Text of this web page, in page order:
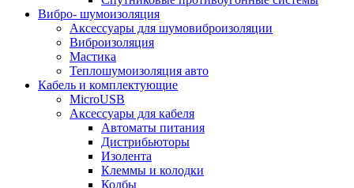
Вибро- шумоизоляция
Аксессуары для шумовиброизоляции
Виброизоляция
Мастика
Теплошумоизоляция авто
Кабель и комплектующие
MicroUSB
Аксессуары для кабеля
Автоматы питания
Дистрибьюторы
Изолента
Клеммы и колодки
Колбы